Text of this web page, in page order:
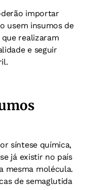
importar
usem insumos de
realizaram
e seguir
síntese química,
já existir no país
mesma molécula.
de semaglutida